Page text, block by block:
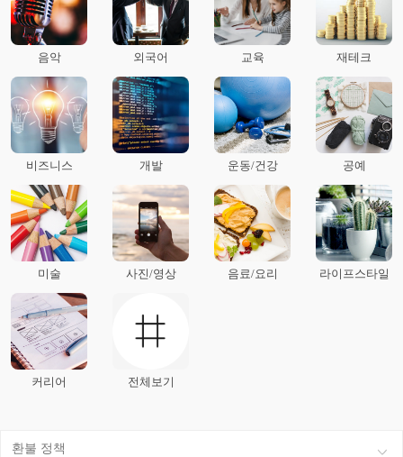
음악 외국어 교육 재테크
비즈니스 개발 운동/건강 공예
미술 사진/영상 음료/요리 라이프스타일
커리어 전체보기
환불 정책